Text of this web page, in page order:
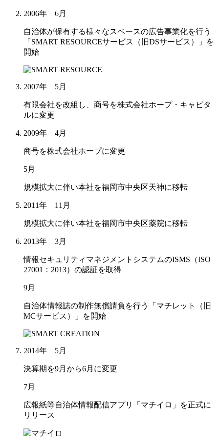
2006年 6月
自治体が保有する様々なスペースの広告事業化を行う
「SMART RESOURCEサービス（旧DSサービス）」を
開始
2007年 5月
有限会社を改組し、商号を株式会社ホープ・キャピタ
ルに変更
2009年 4月
商号を株式会社ホープに変更
5月
規模拡大に伴い本社を福岡市中央区天神に移転
2011年 11月
規模拡大に伴い本社を福岡市中央区薬院に移転
2013年 3月
情報セキュリティマネジメントシステムのISMS（ISO
27001：2013）の認証を取得
9月
自治体情報誌の制作無償請負を行う「マチレット（旧
MCサービス）」を開始
2014年 5月
決算期を9月から6月に変更
7月
広報紙等自治体情報配信アプリ「マチイロ」を正式に
リリース